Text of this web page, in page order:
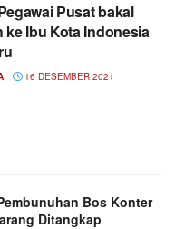
Pusat bakal
ke Ibu Kota Indonesia
16 DESEMBER 2021
Bos Konter
Ditangkap